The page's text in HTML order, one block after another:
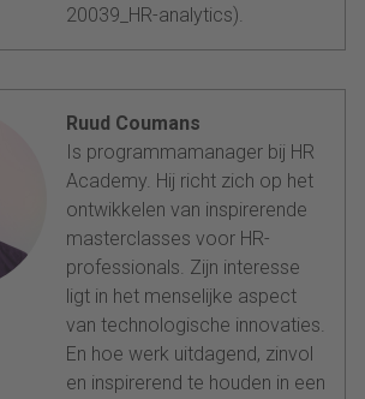
20039_HR-analytics).
Ruud Coumans
Is programmamanager bij HR
Academy. Hij richt zich op het
ontwikkelen van inspirerende
masterclasses voor HR-
professionals. Zijn interesse
ligt in het menselijke aspect
van technologische innovaties.
En hoe werk uitdagend, zinvol
en inspirerend te houden in een